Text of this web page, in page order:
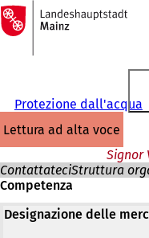
Vai al contenuto
Alla
pagina
iniziale
Protezione dall'acqua
lettura ad alta voce
Signor
ContattateciStruttura
Competenza
Designazione delle